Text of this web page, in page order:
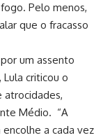
Pelo menos,
que o fracasso
um assento
criticou o
atrocidades,
Médio. “A
a cada vez